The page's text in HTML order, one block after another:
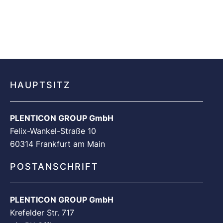
HAUPTSITZ
PLENTICON GROUP GmbH
Felix-Wankel-Straße 10
60314 Frankfurt am Main
POSTANSCHRIFT
PLENTICON GROUP GmbH
Krefelder Str. 717